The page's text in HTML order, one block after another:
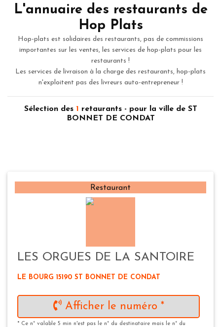
L'annuaire des restaurants de
Hop Plats
Hop-plats est solidaires des restaurants, pas de commissions
importantes sur les ventes, les services de hop-plats pour les
restaurants !
Les services de livraison à la charge des restaurants, hop-plats
n'exploitent pas des livreurs auto-entrepreneur !
Sélection des 1
retaurants - pour la ville de ST
BONNET DE CONDAT
Restaurant
LES ORGUES DE LA SANTOIRE
LE BOURG 15190 ST BONNET DE CONDAT
Afficher le numéro *
* Ce n° valable 5 min n'est pas le n° du destinataire mais le n° du